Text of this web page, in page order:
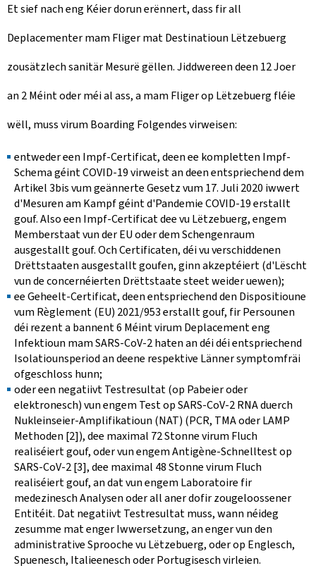
Et sief nach eng Kéier dorun erënnert, dass fir all
Deplacementer mam Fliger mat Destinatioun Lëtzebuerg
zousätzlech sanitär Mesurë gëllen. Jiddwereen deen 12 Joer
an 2 Méint oder méi al ass, a mam Fliger op Lëtzebuerg fléie
wëll, muss virum Boarding Folgendes virweisen:
entweder een Impf-Certificat, deen ee kompletten Impf-
Schema géint COVID-19 virweist an deen entspriechend dem
Artikel 3bis vum geännerte Gesetz vum 17. Juli 2020 iwwert
d'Mesuren am Kampf géint d'Pandemie COVID-19 erstallt
gouf. Also een Impf-Certificat dee vu Lëtzebuerg, engem
Memberstaat vun der EU oder dem Schengenraum
ausgestallt gouf. Och Certificaten, déi vu verschiddenen
Drëttstaaten ausgestallt goufen, ginn akzeptéiert (d'Lëscht
vun de concernéierten Drëttstaate steet weider uewen);
ee Geheelt-Certificat, deen entspriechend den Dispositioune
vum Règlement (EU) 2021/953 erstallt gouf, fir Persounen
déi rezent a bannent 6 Méint virum Deplacement eng
Infektioun mam SARS-CoV-2 haten an déi déi entspriechend
Isolatiounsperiod an deene respektive Länner symptomfräi
ofgeschloss hunn;
oder een negatiivt Testresultat (op Pabeier oder
elektronesch) vun engem Test op SARS-CoV-2 RNA duerch
Nukleinseier-Amplifikatioun (NAT) (PCR, TMA oder LAMP
Methoden [2]), dee maximal 72 Stonne virum Fluch
realiséiert gouf, oder vun engem Antigène-Schnelltest op
SARS-CoV-2 [3], dee maximal 48 Stonne virum Fluch
realiséiert gouf, an dat vun engem Laboratoire fir
medezinesch Analysen oder all aner dofir zougeloossener
Entitéit. Dat negatiivt Testresultat muss, wann néideg
zesumme mat enger Iwwersetzung, an enger vun den
administrative Sprooche vu Lëtzebuerg, oder op Englesch,
Spuenesch, Italieenesch oder Portugisesch virleien.